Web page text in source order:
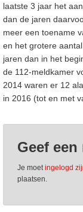
laatste 3 jaar het
dan de jaren
meer een toename
en het grotere
jaren dan in het
de 112-meldkamer
2014 waren er 12
in 2016 (tot en met
Geef een
Je moetingelogd
plaatsen.